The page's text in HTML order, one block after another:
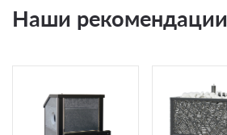
Наши рекомендации